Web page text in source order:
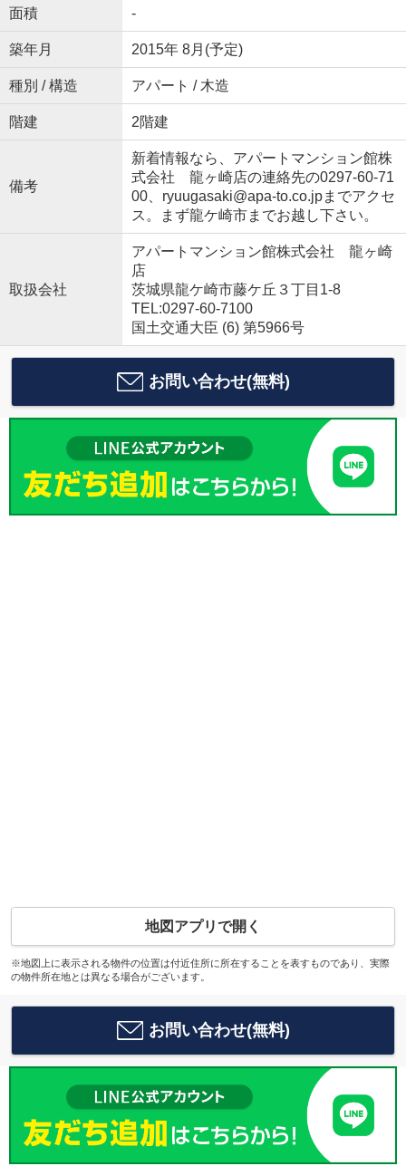
面積 -
築年月 2015年 8月(予定)
種別 / 構造 アパート / 木造
階建 2階建
備考
新着情報なら、アパートマンション館株
式会社 龍ヶ崎店の連絡先の0297-60-71
00、ryuugasaki@apa-to.co.jpまでアクセ
ス。まず龍ケ崎市までお越し下さい。
取扱会社
アパートマンション館株式会社 龍ヶ崎
店
茨城県龍ケ崎市藤ケ丘３丁目1-8
TEL:0297-60-7100
国土交通大臣 (6) 第5966号
お問い合わせ(無料)
地図アプリで開く
※地図上に表示される物件の位置は付近住所に所在することを表すものであり、実際
の物件所在地とは異なる場合がございます。
お問い合わせ(無料)